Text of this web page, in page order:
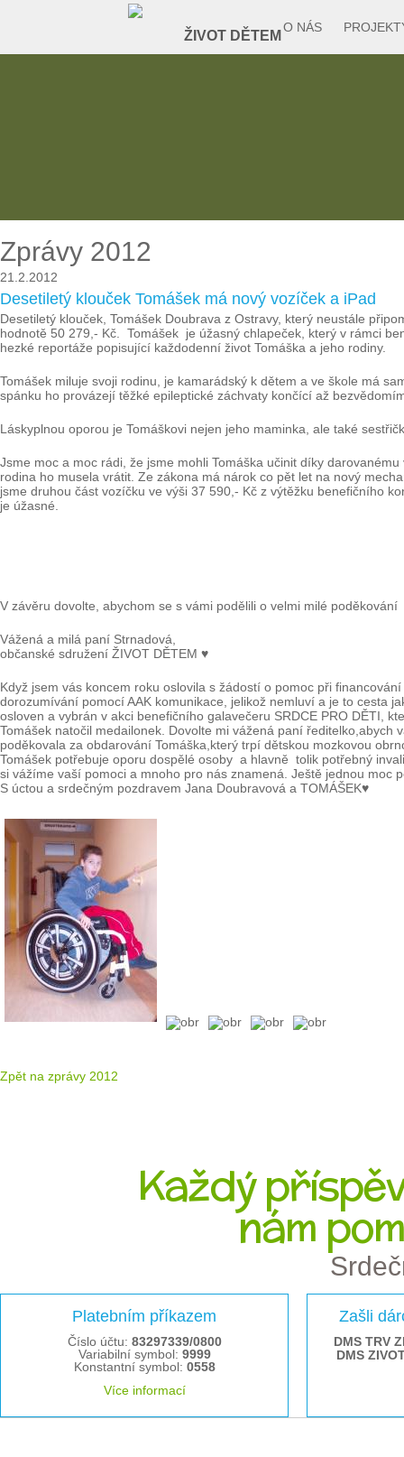
O NÁS
Zprávy 2012
21.2.2012
Desetiletý klouček Tomášek má nový vozíček a iPad
Desetiletý klouček, Tomášek Doubrava z Ostravy, který neustále
hodnotě 50 279,- Kč. Tomášek je úžasný chlapeček, který v rámci
hezké reportáže popisující každodenní život Tomáška a jeho rodiny.
Tomášek miluje svoji rodinu, je kamarádský k dětem a ve škole má
spánku ho provázejí těžké epileptické záchvaty končící až
Láskyplnou oporou je Tomáškovi nejen jeho maminka, ale také
Jsme moc a moc rádi, že jsme mohli Tomáška učinit díky
rodina ho musela vrátit. Ze zákona má nárok co pět let na nový
jsme druhou část vozíčku ve výši 37 590,- Kč z výtěžku benefičního
je úžasné.
V závěru dovolte, abychom se s vámi podělili o velmi milé
Vážená a milá paní
občanské sdružení ŽIVOT DĚTEM ♥
Když jsem vás koncem roku oslovila s žádostí o pomoc při
dorozumívání pomocí AAK komunikace, jelikož nemluví a je to cesta
osloven a vybrán v akci benefičního galavečeru SRDCE PRO DĚTI,
Tomášek natočil medailonek. Dovolte mi vážená paní
poděkovala za obdarování Tomáška,který trpí dětskou mozkovou
Tomášek potřebuje oporu dospělé osoby a hlavně tolik potřebný
si vážíme vaší pomoci a mnoho pro nás znamená. Ještě jednou
S úctou a srdečným pozdravem Jana Doubravová a TOMÁŠEK♥
Zpět na zprávy 2012
Každý
nám
Platebním příkazem
Číslo účtu: 83297339/0800
Variabilní symbol: 9999
Konstantní symbol: 0558
Více informací
Zašli
DMS TRV
DMS